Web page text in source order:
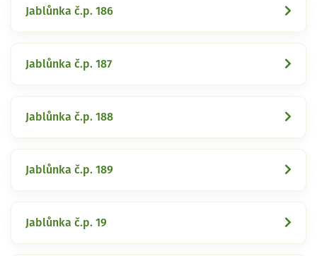
Jablůnka č.p. 186
Jablůnka č.p. 187
Jablůnka č.p. 188
Jablůnka č.p. 189
Jablůnka č.p. 19